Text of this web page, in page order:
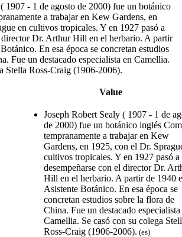
1907 - 1 de agosto de 2000) fue un botánico
a trabajar en Kew Gardens, en
en cultivos tropicales. Y en 1927 pasó a
director Dr. Arthur Hill en el herbario. A partir
En esa época se concretan estudios
Fue un destacado especialista en Camellia.
Stella Ross-Craig (1906-2006).
Value
Joseph Robert Sealy ( 1907 - 1 de
de 2000) fue un botánico inglés
tempranamente a trabajar en Kew
Gardens, en 1925, con el Dr.
cultivos tropicales. Y en 1927 pasó a
desempeñarse con el director Dr.
Hill en el herbario. A partir de 1940
Asistente Botánico. En esa época se
concretan estudios sobre la flora de
China. Fue un destacado especialista
Camellia. Se casó con su colega
Ross-Craig (1906-2006). (es)